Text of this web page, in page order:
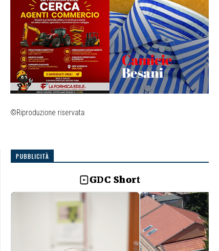
©Riproduzione riservata
PUBBLICITÀ
GDC Short